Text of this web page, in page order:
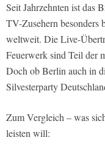
Seit Jahrzehnten ist das
TV-Zusehern besonders
weltweit. Die Live-
Feuerwerk sind Teil der
Doch ob Berlin auch in
Silvesterparty
Zum Vergleich – was
leisten will: